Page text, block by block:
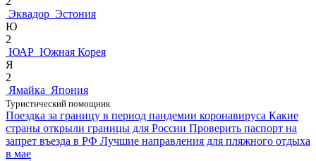
Эквадор Эстония
Ю
2
ЮАР Южная Корея
Я
2
Ямайка Япония
Туристический помощник
Поездка за границу в период пандемии коронавируса Какие
страны открыли границы для России Проверить паспорт на
запрет въезда в РФ Лучшие направления для пляжного отдыха
в мае